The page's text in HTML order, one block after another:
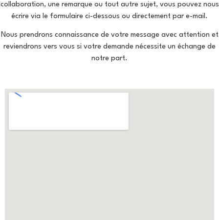
collaboration, une remarque ou tout autre sujet, vous pouvez nous
écrire via le formulaire ci-dessous ou directement par e-mail.
Nous prendrons connaissance de votre message avec attention et
reviendrons vers vous si votre demande nécessite un échange de
notre part.